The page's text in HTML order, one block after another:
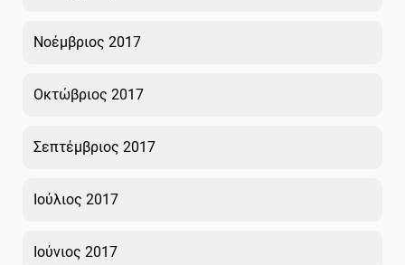
Νοέμβριος 2017
Οκτώβριος 2017
Σεπτέμβριος 2017
Ιούλιος 2017
Ιούνιος 2017